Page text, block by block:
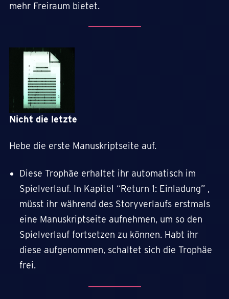
mehr Freiraum bietet.
Nicht die letzte
Hebe die erste Manuskriptseite auf.
Diese Trophäe erhaltet ihr automatisch im
Spielverlauf. In Kapitel “Return 1: Einladung” ,
müsst ihr während des Storyverlaufs erstmals
eine Manuskriptseite aufnehmen, um so den
Spielverlauf fortsetzen zu können. Habt ihr
diese aufgenommen, schaltet sich die Trophäe
frei.